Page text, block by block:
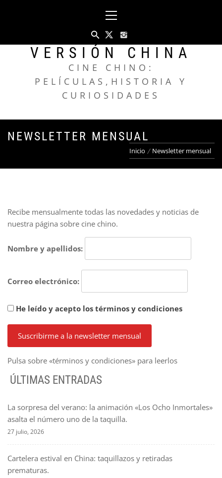
principal
VERSIÓN CHINA
CINE CHINO:
PELÍCULAS,HISTORIA Y
CURIOSIDADES
NEWSLETTER MENSUAL
Inicio Newsletter mensual
Recibe mensualmente todas las novedades y noticias de
nuestra página sobre cine chino.
Nombre y apellidos:
Correo electrónico:
He leído y acepto los términos y condiciones
Pulsa sobre «términos y condiciones» para leerlos
ÚLTIMAS ENTRADAS
La sorpresa del verano: la animación «Los Ocho Inmortales»
asalta el número uno de la taquilla.
27 julio, 2026
Cartelera estival en China: taquillazos y retiradas
prematuras.